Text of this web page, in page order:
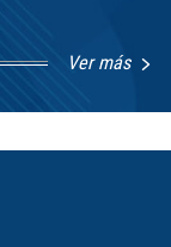
Ver más